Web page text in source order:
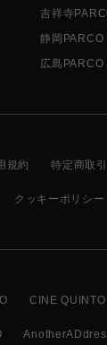
吉祥寺
静岡PARCO
広島PARCO
規約 特定商取
クッキーポリシー
CINE QUINTO